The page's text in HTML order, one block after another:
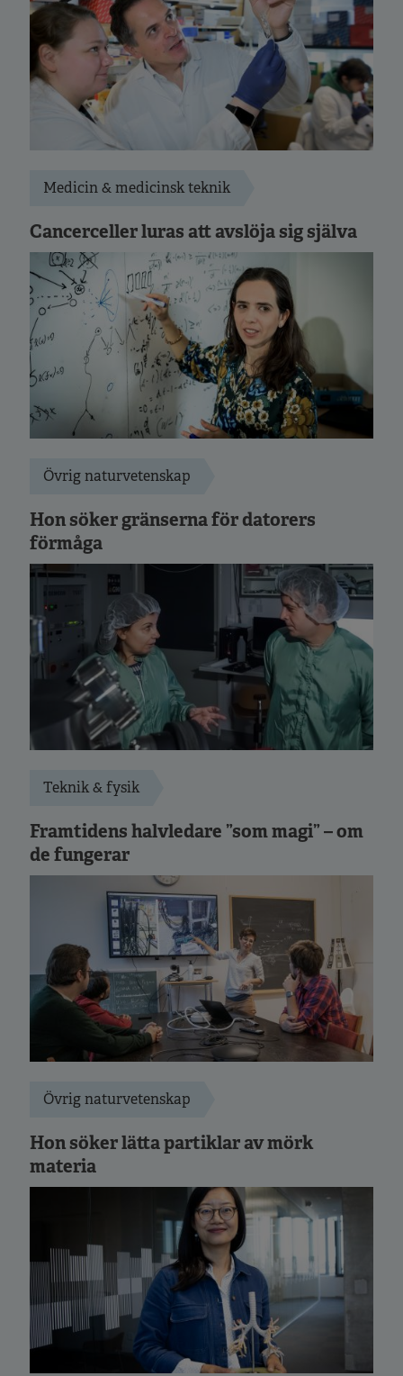
Medicin & medicinsk teknik
Cancerceller luras att avslöja sig själva
Övrig naturvetenskap
Hon söker gränserna för datorers
förmåga
Teknik & fysik
Framtidens halvledare ”som magi” – om
de fungerar
Övrig naturvetenskap
Hon söker lätta partiklar av mörk
materia